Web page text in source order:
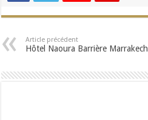
Article précédent
Hôtel Naoura Barrière Marrakech